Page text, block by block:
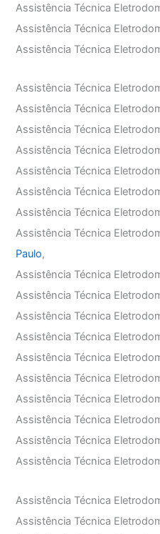
Assistência Técnica
Assistência Técnica
Assistência Técnica
Assistência Técnica
Assistência Técnica
Assistência Técnica
Assistência Técnica
Assistência Técnica
Assistência Técnica
Assistência Técnica
Assistência Técnica
Paulo,
Assistência Técnica
Assistência Técnica
Assistência Técnica
Assistência Técnica
Assistência Técnica
Assistência Técnica
Assistência Técnica
Assistência Técnica
Assistência Técnica
Assistência Técnica
Assistência Técnica
Assistência Técnica